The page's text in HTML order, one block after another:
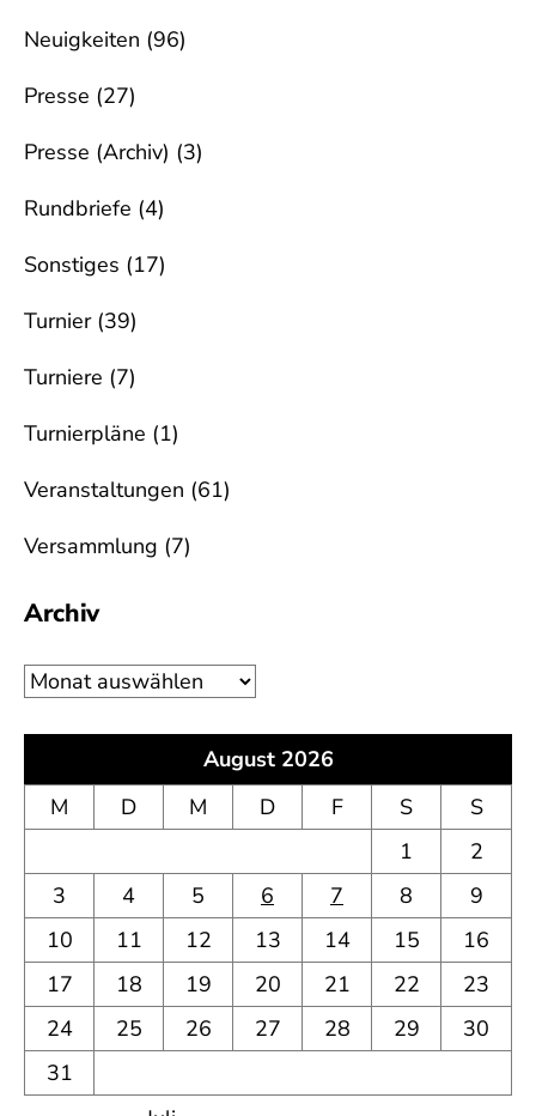
Neuigkeiten (96)
Presse (27)
Presse (Archiv) (3)
Rundbriefe (4)
Sonstiges (17)
Turnier(39)
Turniere (7)
Turnierpläne (1)
Veranstaltungen (61)
Versammlung (7)
Archiv
Archiv
August 2026
M
D M D F S
S
1
2
3
4 5 6 7 8
9
10
11 12 13 14 15
16
17
18 19 20 21 22
23
24
25 26 27 28 29
30
31